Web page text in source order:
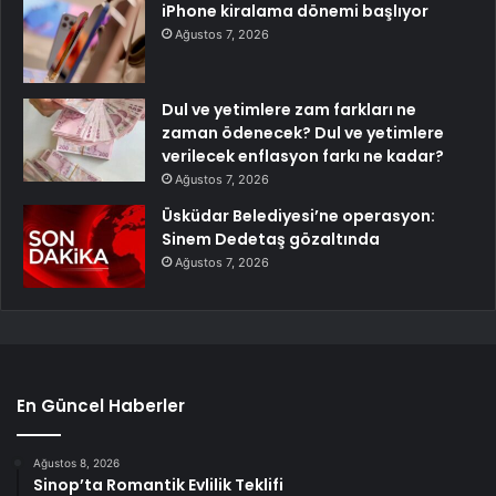
iPhone kiralama dönemi başlıyor
Ağustos 7, 2026
Dul ve yetimlere zam farkları ne
zaman ödenecek? Dul ve yetimlere
verilecek enflasyon farkı ne kadar?
Ağustos 7, 2026
Üsküdar Belediyesi’ne operasyon:
Sinem Dedetaş gözaltında
Ağustos 7, 2026
En Güncel Haberler
Ağustos 8, 2026
Sinop’ta Romantik Evlilik Teklifi